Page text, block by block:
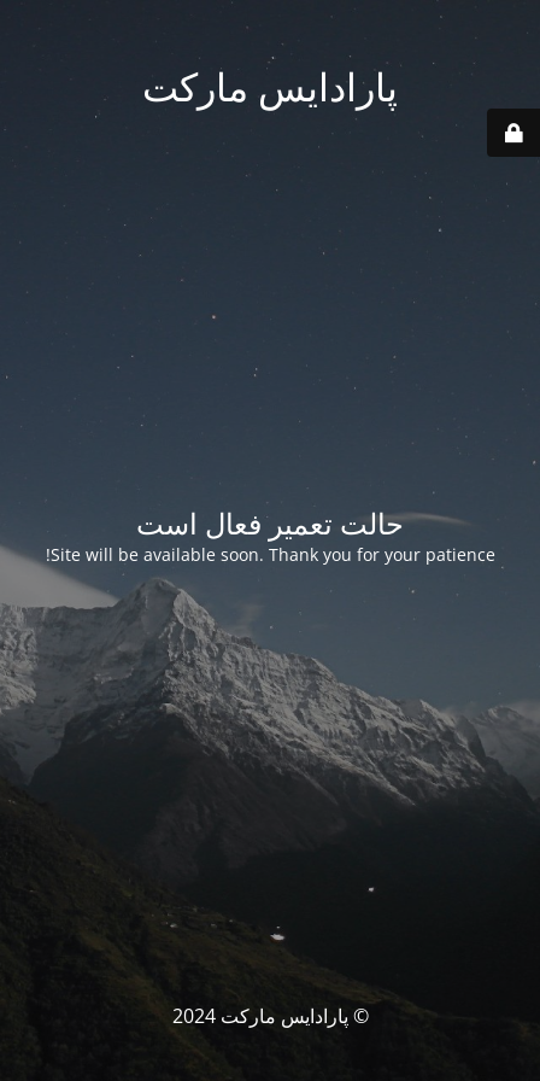
پارادایس مارکت
حالت تعمیر فعال است
Site will be available soon. Thank you for your patience!
© پارادایس مارکت 2024